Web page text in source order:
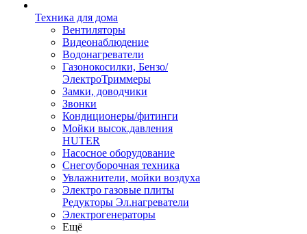
Техника для дома
Вентиляторы
Видеонаблюдение
Водонагреватели
Газонокосилки, Бензо/
ЭлектроТриммеры
Замки, доводчики
Звонки
Кондиционеры/фитинги
Мойки высок.давления
HUTER
Насосное оборудование
Снегоуборочная техника
Увлажнители, мойки воздуха
Электро газовые плиты
Редукторы Эл.нагреватели
Электрогенераторы
Ещё